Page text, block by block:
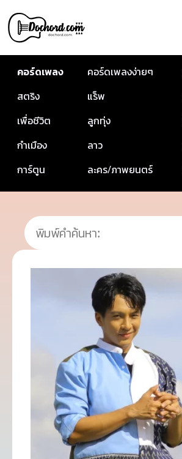
คอร์ดเพลง คอร์ดเพลงง่ายๆ
สตริง
แร็พ
เพื่อชีวิต
ลูกทุ่ง
กำเมือง
ลาว
การ์ตูน
ละคร/ภาพยนตร์